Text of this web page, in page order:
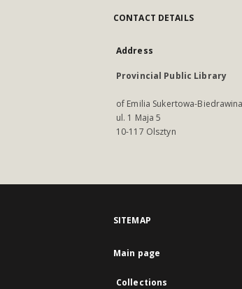
CONTACT DETAILS
Address
Provincial Public Library
of Emilia Sukertowa-Biedrawina
ul. 1 Maja 5
10-117 Olsztyn
SITEMAP
Main page
Collections